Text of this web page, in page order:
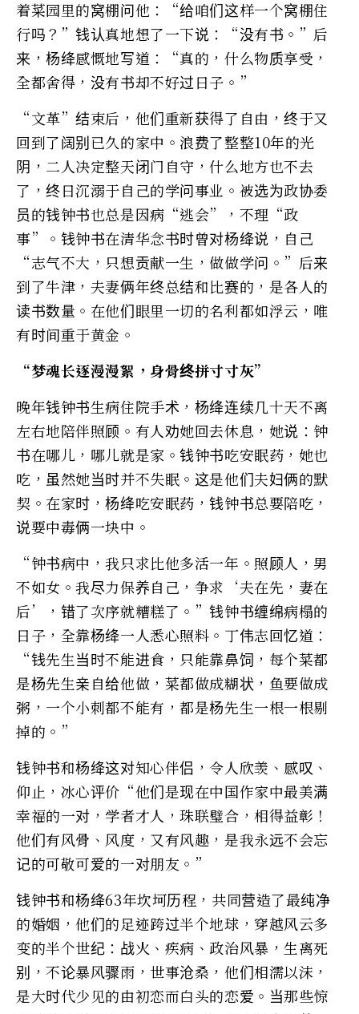
着菜园里的窝棚问他：“给咱们这样一个窝棚住
行吗？”钱认真地想了一下说：“没有书。”后
来，杨绛感慨地写道：“真的，什么物质享受，
全都舍得，没有书却不好过日子。”
“文革”结束后，他们重新获得了自由，终于又
回到了阔别已久的家中。浪费了整整10年的光
阴，二人决定整天闭门自守，什么地方也不去
了，终日沉溺于自己的学问事业。被选为政协委
员的钱钟书也总是因病“逃会”，不理“政
事”。钱钟书在清华念书时曾对杨绛说，自己
“志气不大，只想贡献一生，做做学问。”后来
到了牛津，夫妻俩年终总结和比赛的，是各人的
读书数量。在他们眼里一切的名利都如浮云，唯
有时间重于黄金。
“梦魂长逐漫漫絮，身骨终拼寸寸灰”
晚年钱钟书生病住院手术，杨绛连续几十天不离
左右地陪伴照顾。有人劝她回去休息，她说：钟
书在哪儿，哪儿就是家。钱钟书吃安眠药，她也
吃，虽然她当时并不失眠。这是他们夫妇俩的默
契。在家时，杨绛吃安眠药，钱钟书总要陪吃，
说要中毒俩一块中。
“钟书病中，我只求比他多活一年。照顾人，男
不如女。我尽力保养自己，争求‘夫在先，妻在
后’，错了次序就糟糕了。”钱钟书缠绵病榻的
日子，全靠杨绛一人悉心照料。丁伟志回忆道：
“钱先生当时不能进食，只能靠鼻饲，每个菜都
是杨先生亲自给他做，菜都做成糊状，鱼要做成
粥，一个小刺都不能有，都是杨先生一根一根剔
掉的。”
钱钟书和杨绛这对知心伴侣，令人欣羡、感叹、
仰止，冰心评价“他们是现在中国作家中最美满
幸福的一对，学者才人，珠联璧合，相得益彰！
他们有风骨、风度，又有风趣，是我永远不会忘
记的可敬可爱的一对朋友。”
钱钟书和杨绛63年坎坷历程，共同营造了最纯净
的婚姻，他们的足迹跨过半个地球，穿越风云多
变的半个世纪：战火、疾病、政治风暴，生离死
别，不论暴风骤雨，世事沧桑，他们相濡以沫，
是大时代少见的由初恋而白头的恋爱。当那些惊